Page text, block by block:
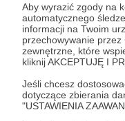
Aby wyrazić zgody na
automatycznego
informacji na Twoim
przechowywanie
zewnętrzne, które
kliknij AKCEPTUJĘ I
Jeśli chcesz
dotyczące zbierania
"USTAWIENIA
* Zapoznałem się i
Prywatności.